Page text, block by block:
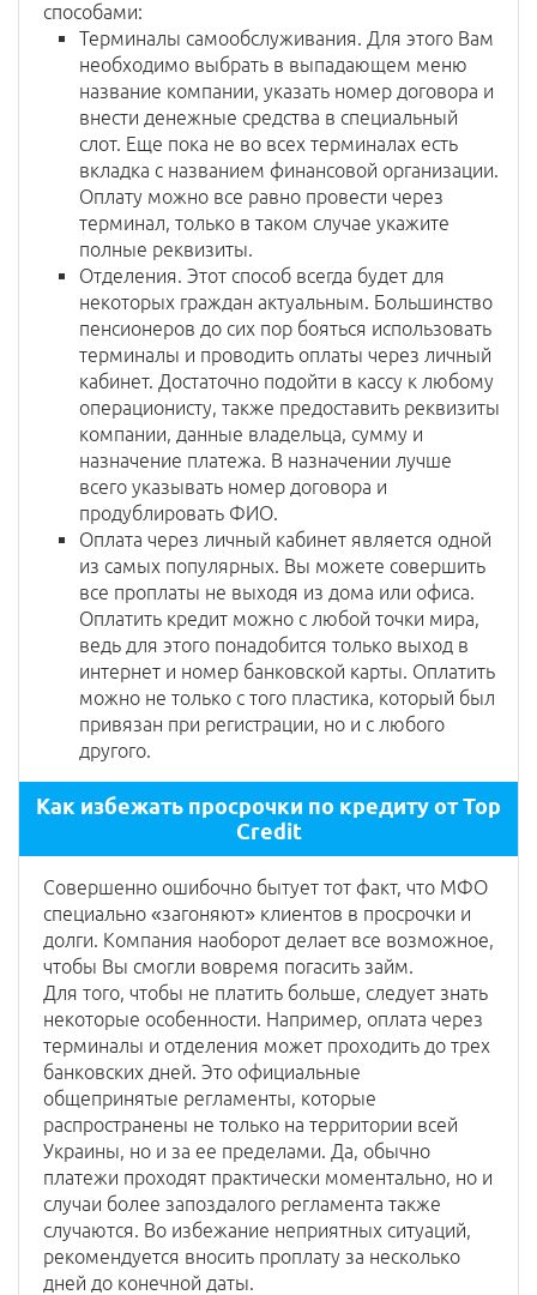
способами:
Терминалы самообслуживания. Для этого Вам
необходимо выбрать в выпадающем меню
название компании, указать номер договора и
внести денежные средства в специальный
слот. Еще пока не во всех терминалах есть
вкладка с названием финансовой организации.
Оплату можно все равно провести через
терминал, только в таком случае укажите
полные реквизиты.
Отделения. Этот способ всегда будет для
некоторых граждан актуальным. Большинство
пенсионеров до сих пор бояться использовать
терминалы и проводить оплаты через личный
кабинет. Достаточно подойти в кассу к любому
операционисту, также предоставить реквизиты
компании, данные владельца, сумму и
назначение платежа. В назначении лучше
всего указывать номер договора и
продублировать ФИО.
Оплата через личный кабинет является одной
из самых популярных. Вы можете совершить
все проплаты не выходя из дома или офиса.
Оплатить кредит можно с любой точки мира,
ведь для этого понадобится только выход в
интернет и номер банковской карты. Оплатить
можно не только с того пластика, который был
привязан при регистрации, но и с любого
другого.
Как избежать просрочки по кредиту от Top
Credit
Совершенно ошибочно бытует тот факт, что МФО
специально «загоняют» клиентов в просрочки и
долги. Компания наоборот делает все возможное,
чтобы Вы смогли вовремя погасить займ.
Для того, чтобы не платить больше, следует знать
некоторые особенности. Например, оплата через
терминалы и отделения может проходить до трех
банковских дней. Это официальные
общепринятые регламенты, которые
распространены не только на территории всей
Украины, но и за ее пределами. Да, обычно
платежи проходят практически моментально, но и
случаи более запоздалого регламента также
случаются. Во избежание неприятных ситуаций,
рекомендуется вносить проплату за несколько
дней до конечной даты.